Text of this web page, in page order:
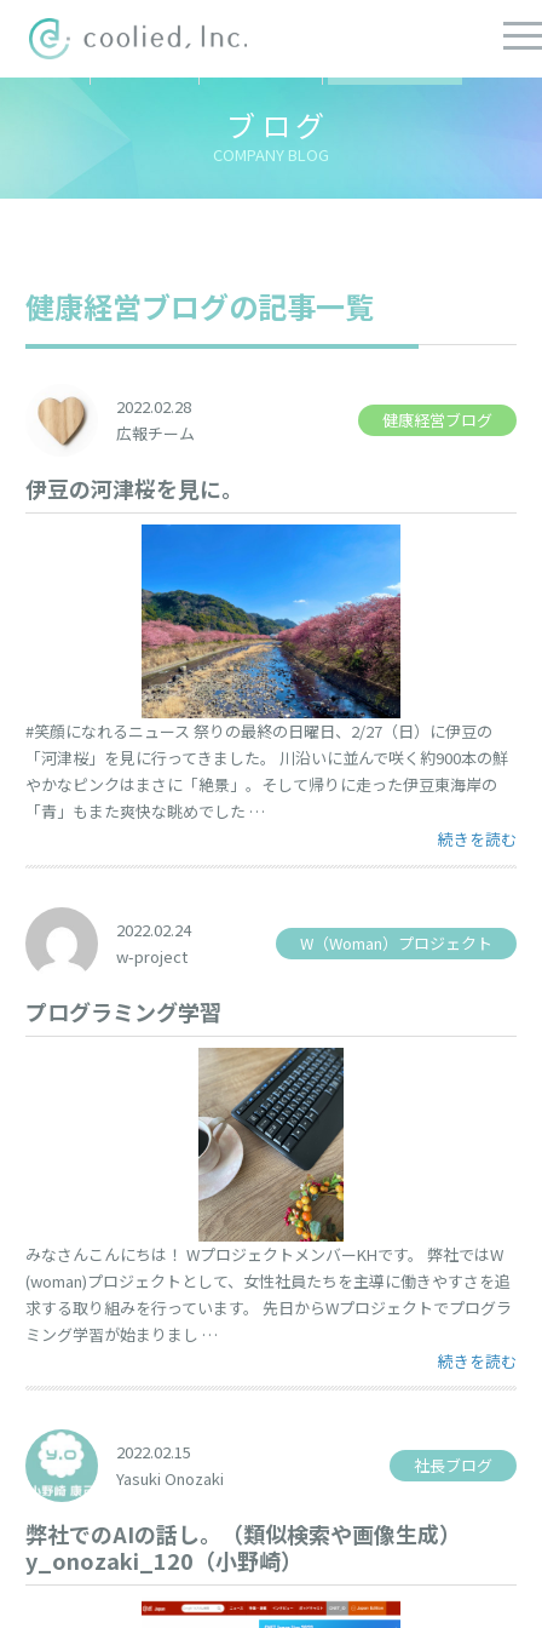
ブログ
COMPANY BLOG
ての記事
健康経営ブログの記事一覧
2022.02.28
広報チーム
健康経営ブログ
伊豆の河津桜を見に。
#笑顔になれるニュース 祭りの最終の日曜日、2/27（日）に伊豆の
「河津桜」を見に行ってきました。 川沿いに並んで咲く約900本の鮮
やかなピンクはまさに「絶景」。そして帰りに走った伊豆東海岸の
「青」もまた爽快な眺めでした …
“伊豆の河津
続きを読む
2022.02.24
w-project
W（Woman）プロジェクト
プログラミング学習
みなさんこんにちは！ WプロジェクトメンバーKHです。 弊社ではW
(woman)プロジェクトとして、女性社員たちを主導に働きやすさを追
求する取り組みを行っています。 先日からWプロジェクトでプログラ
ミング学習が始まりまし …
“プログラミ
続きを読む
2022.02.15
Yasuki Onozaki
社長ブログ
弊社でのAIの話し。（類似検索や画像生成）
y_onozaki_120（小野崎）